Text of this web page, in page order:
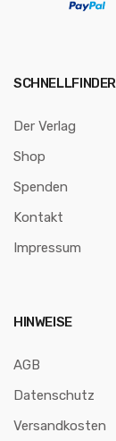
SCHNELLFINDER
Der Verlag
Shop
Spenden
Kontakt
Impressum
HINWEISE
AGB
Datenschutz
Versandkosten